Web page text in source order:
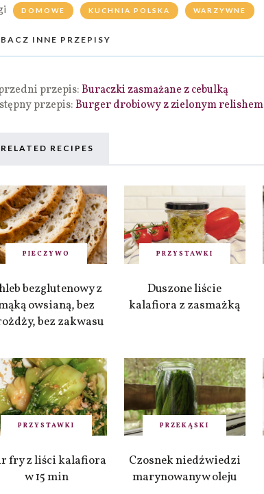
DOMOWE KUCHNIA POLSKA WARZYWNE
INNE PRZEPISY
przepis:Buraczki zasmażane z cebulką
przepis:Burger drobiowy z zielonym relishem
RELATED RECIPES
PIECZYWO
bezglutenowy z
owsianą, bez
bez zakwasu
PRZYSTAWKI
Duszone liście
kalafiora z zasmażką
PRZYSTAWKI
fry z liści kalafiora
w 15 min
PRZEKĄSKI
Czosnek niedźwiedzi
marynowany w oleju